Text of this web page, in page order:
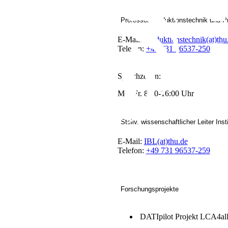
Professor Produktionstechnik und
E-Mail:
Telefon: +49 731 96537-250
Sprechzeiten:
Mo.-Fr. 8:30-16:00 Uhr
Stellv. wissenschaftlicher Leiter
E-Mail: IBL(at)thu.de
Telefon: +49 731 96537-259
Forschungsprojekte
DATIpilot Projekt LCA4all